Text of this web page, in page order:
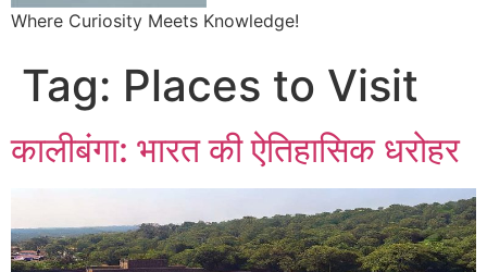
Where Curiosity Meets Knowledge!
Tag: Places to Visit
कालीबंगा: भारत की ऐतिहासिक धरोहर